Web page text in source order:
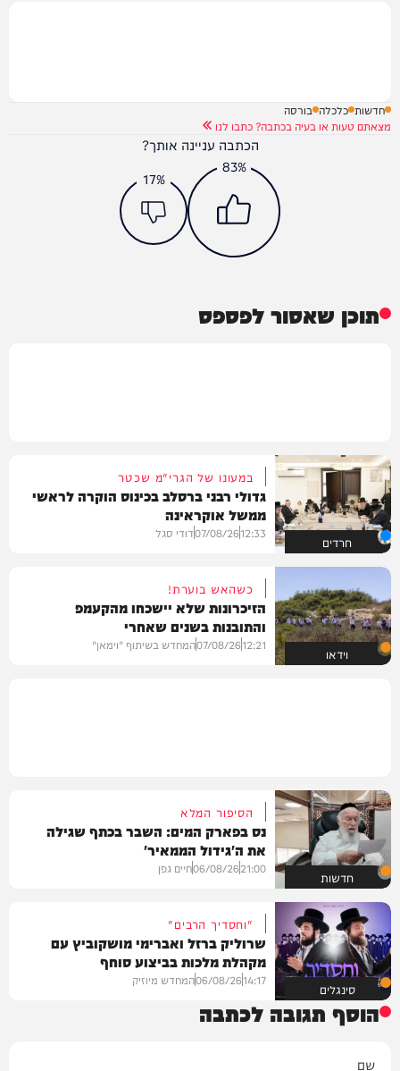
חדשות כלכלה בורסה
מצאתם טעות או בעיה בכתבה? כתבו לנו
הכתבה עניינה אותך?
83%
17%
תוכן שאסור לפספס
חרדים
במעונו של הגרי"מ שכטר
גדולי רבני ברסלב בכינוס הוקרה לראשי
ממשל אוקראינה
12:33
07/08/26דודי סגל
וידאו
כשהאש בוערת!
הזיכרונות שלא יישכחו מהקעמפ
והתובנות בשנים שאחרי
12:21
07/08/26המחדש בשיתוף "וימאן"
חדשות
הסיפור המלא
נס בפארק המים: השבר בכתף שגילה
את ה'גידול הממאיר'
21:00
06/08/26חיים גפן
סינגלים
"וחסדיך הרבים"
שרוליק ברזל ואברימי מושקוביץ עם
מקהלת מלכות בביצוע סוחף
14:17
06/08/26המחדש מיוזיק
הוסף תגובה לכתבה